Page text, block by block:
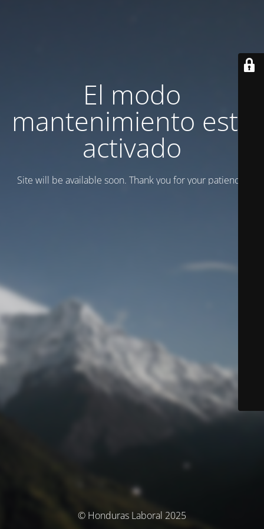
El modo
mantenimiento está
activado
Site will be available soon. Thank you for your patience!
© Honduras Laboral 2025